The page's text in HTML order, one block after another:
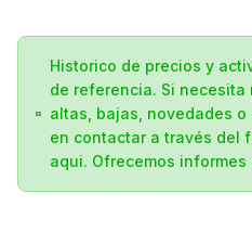
Historico de precios y
de referencia. Si necesita
altas, bajas, novedades
en contactar a través del
aqui. Ofrecemos